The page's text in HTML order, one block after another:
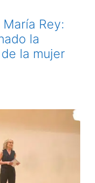
Rey:
la
la mujer